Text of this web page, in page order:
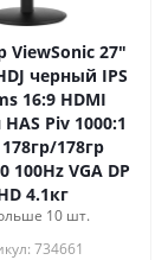
ViewSonic 27"
черный IPS
16:9 HDMI
Piv 1000:1
178гр
100Hz VGA DP
4.1кг
10 шт.
734661